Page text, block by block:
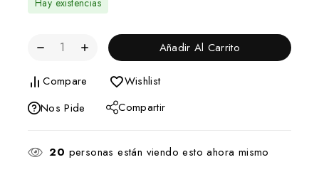
Añadir Al Carrito
Compare
Wishlist
Nos Pide
Compartir
20 personas están viendo esto ahora mismo